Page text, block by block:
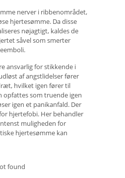
nerver i ribbenområdet,
hjertesømme. Da disse
nøjagtigt, kaldes de
såvel som smerter
ansvarlig for stikkende i
af angstlidelser fører
hvilket igen fører til
opfattes som truende igen
igen et panikanfald. Der
hjertefobi. Her behandler
muligheden for
hjertesømme kan
found